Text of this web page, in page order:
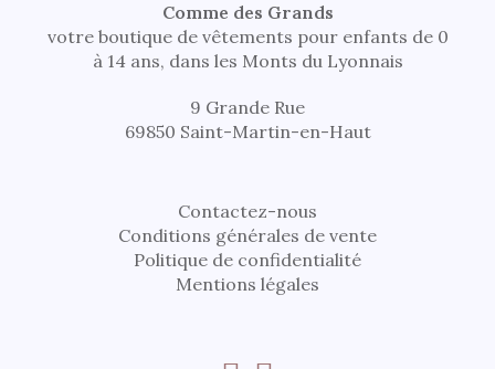
Comme des Grands
votre boutique de vêtements pour enfants de 0
à 14 ans, dans les Monts du Lyonnais
9 Grande Rue
69850 Saint-Martin-en-Haut
Contactez-nous
Conditions générales de vente
Politique de confidentialité
Mentions légales